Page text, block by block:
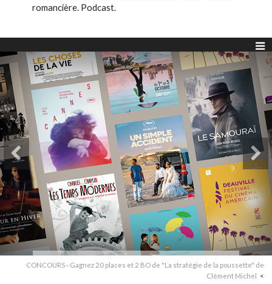
romancière. Podcast.
CONCOURS - Gagnez 20 places et 2 BO de "La stratégie de la poussette" de
Clément Michel